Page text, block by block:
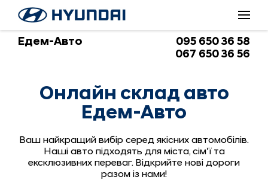
Едем-Авто
095 650 36 58
067 650 36 56
Онлайн склад авто
Едем-Авто
Ваш найкращий вибір серед якісних автомобілів.
Наші авто підходять для міста, сім'ї та
ексклюзивних переваг. Відкрийте нові дороги
разом із нами!